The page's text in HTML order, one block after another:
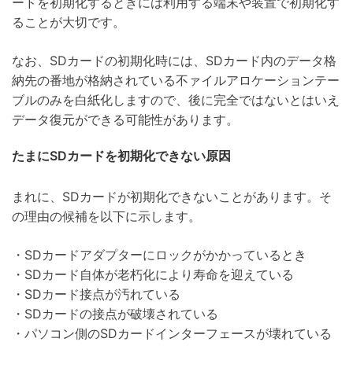
ることが大切です。
なお、SDカードの初期化時には、SDカード内のデータ格
納先の番地が格納されている不ァイルアロケーションテー
ブルのみを白紙化しますので、後に完全ではないとはいえ
データ復元ができる可能性があります。
たまにSDカードを初期化できない原因
まれに、SDカードが初期化できないことがあります。そ
の理由の候補を以下に示します。
・SDカードアダプターにロックがかかっているとき
・SDカード自体が老朽化により寿命を迎えている
・SDカード接点が汚れている
・SDカードの接点が破壊されている
・パソコン側のSDカードインターフェースが壊れている